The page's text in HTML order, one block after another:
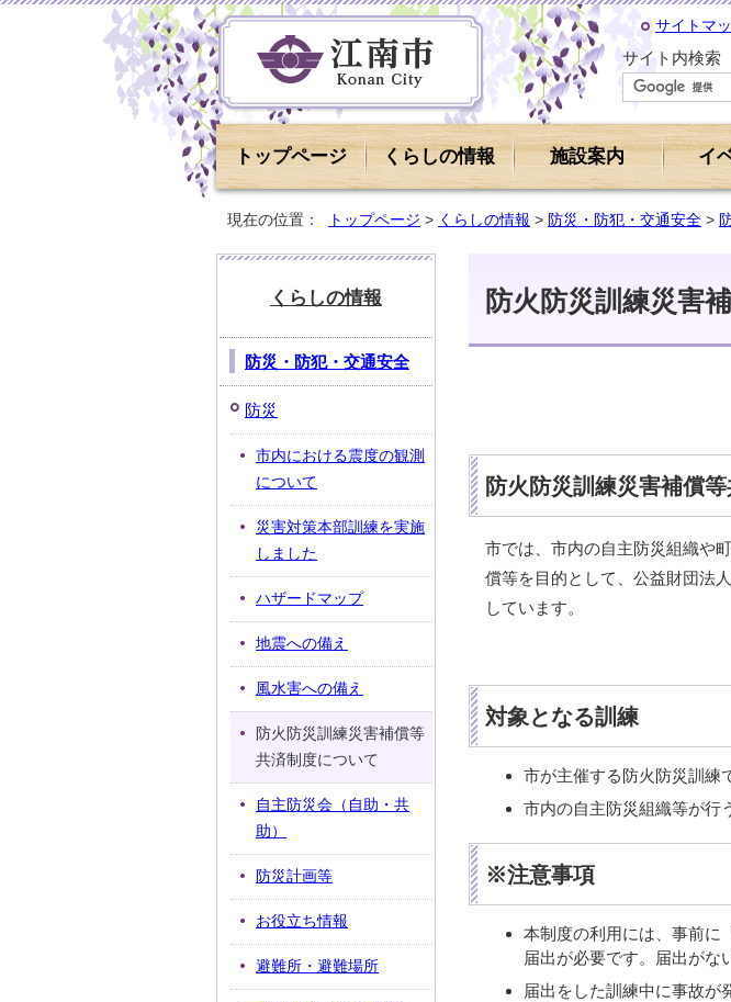
サイトマ
サイト内検索
トップページ くらしの情報 施設案内 イ
現在の位置： トップページ > くらしの情報 > 防災・防犯・交通安全 >
防火防災訓練災害
防火防災訓練災害補償
市では、市内の自主防災組織や
償等を目的として、公益財団法
しています。
対象となる訓練
市が主催する防火防災訓練
市内の自主防災組織等が行
※注意事項
本制度の利用には、事前に
届出が必要です。届出がな
届出をした訓練中に事故が
くらしの情報
防災・防犯・交通安全
防災
市内における震度の観測
について
災害対策本部訓練を実施
しました
ハザードマップ
地震への備え
風水害への備え
防火防災訓練災害補償等
共済制度について
自主防災会（自助・共
助）
防災計画等
お役立ち情報
避難所・避難場所